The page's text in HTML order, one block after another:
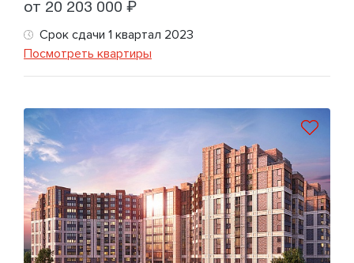
от 20 203 000 ₽
Срок сдачи 1 квартал 2023
Посмотреть квартиры